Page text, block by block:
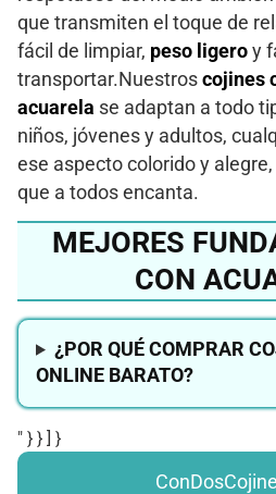
que transmiten el toque de
fácil de limpiar, peso ligero y
transportar.Nuestros cojines
acuarela se adaptan a todo
niños, jóvenes y adultos,
ese aspecto colorido y
que a todos encanta.
MEJORES
CON
¿POR QUÉ COMPRAR
ONLINE BARATO?
" } } ] }